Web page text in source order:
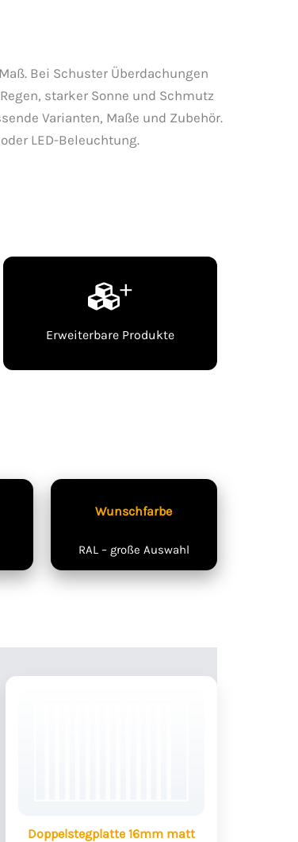
Bei Schuster Überdachungen
starker Sonne und Schmutz
Varianten, Maße und Zubehör.
oder LED-Beleuchtung.
+
Erweiterbare Produkte
Wunschfarbe
RAL – große Auswahl
Doppelstegplatte 16mm matt